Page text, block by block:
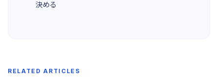
決める
RELATED ARTICLES